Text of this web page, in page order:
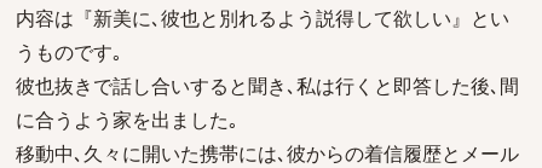
内容は『新美に､彼也と別れるよう説得して欲しい』とい
うものです｡
彼也抜きで話し合いすると聞き､私は行くと即答した後､間
に合うよう家を出ました｡
移動中､久々に開いた携帯には､彼からの着信履歴とメール